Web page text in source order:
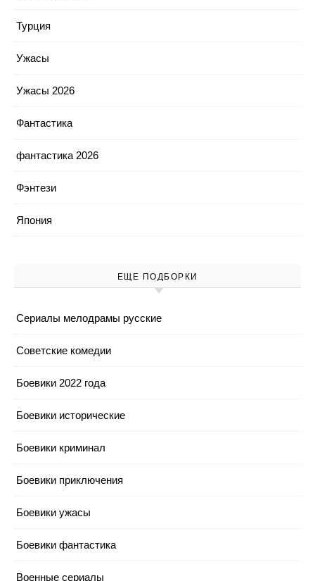
Турция
Ужасы
Ужасы 2026
Фантастика
фантастика 2026
Фэнтези
Япония
ЕЩЕ ПОДБОРКИ
Cериалы мелодрамы русские
Cоветские комедии
Боевики 2022 года
Боевики исторические
Боевики криминал
Боевики приключения
Боевики ужасы
Боевики фантастика
Военные сериалы